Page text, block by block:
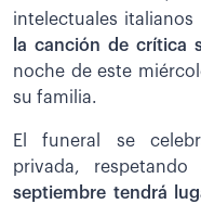
intelectuales
la canción de crítica
noche de este
su familia.
El funeral se
privada,
septiembre tendrá